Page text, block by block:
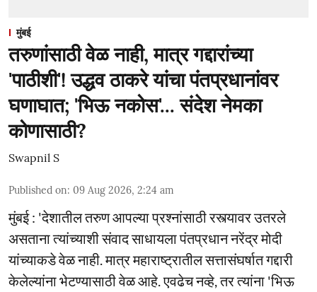
मुंबई
तरुणांसाठी वेळ नाही, मात्र गद्दारांच्या
'पाठीशी'! उद्धव ठाकरे यांचा पंतप्रधानांवर
घणाघात; 'भिऊ नकोस'... संदेश नेमका
कोणासाठी?
Swapnil S
Published on: 09 Aug 2026, 2:24 am
मुंबई : 'देशातील तरुण आपल्या प्रश्नांसाठी रस्त्यावर उतरले
असताना त्यांच्याशी संवाद साधायला पंतप्रधान नरेंद्र मोदी
यांच्याकडे वेळ नाही. मात्र महाराष्ट्रातील सत्तासंघर्षात गद्दारी
केलेल्यांना भेटण्यासाठी वेळ आहे. एवढेच नव्हे, तर त्यांना 'भिऊ